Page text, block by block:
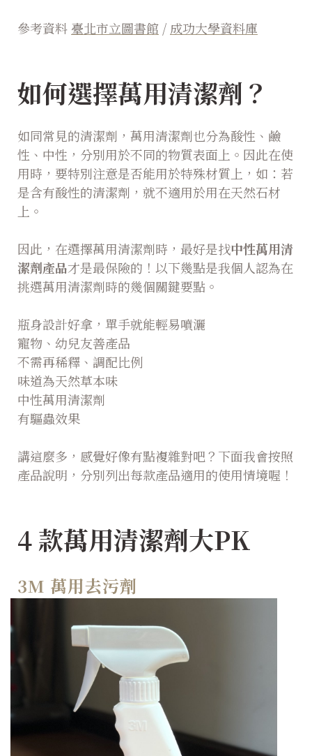
參考資料 臺北市立圖書館 / 成功大學資料庫
如何選擇萬用清潔劑？
如同常見的清潔劑，萬用清潔劑也分為酸性、鹼
性、中性，分別用於不同的物質表面上。因此在使
用時，要特別注意是否能用於特殊材質上，如：若
是含有酸性的清潔劑，就不適用於用在天然石材
上。
因此，在選擇萬用清潔劑時，最好是找中性萬用清
潔劑產品才是最保險的！以下幾點是我個人認為在
挑選萬用清潔劑時的幾個關鍵要點。
瓶身設計好拿，單手就能輕易噴灑
寵物、幼兒友善產品
不需再稀釋、調配比例
味道為天然草本味
中性萬用清潔劑
有驅蟲效果
講這麼多，感覺好像有點複雜對吧？下面我會按照
產品說明，分別列出每款產品適用的使用情境喔！
4 款萬用清潔劑大PK
3M 萬用去污劑